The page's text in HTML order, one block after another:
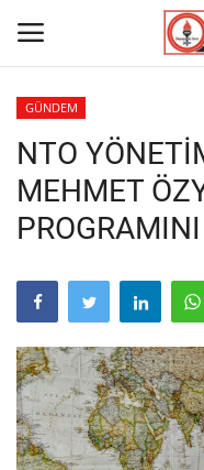
Ana
GÜNDEM
Asayiş
Ulusalhaber
Siyaset
GÜNDEM
NTO
MEHMET